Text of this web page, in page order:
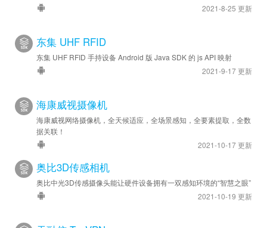
2021-8-25 更新
东集 UHF RFID
东集 UHF RFID 手持设备 Android 版 Java SDK 的 js API 映射
2021-9-17 更新
海康威视摄像机
海康威视网络摄像机，全天候适应，全场景感知，全要素提取，全数
据关联！
2021-10-17 更新
奥比3D传感相机
奥比中光3D传感摄像头能让硬件设备拥有一双感知环境的“智慧之眼”
2021-10-19 更新